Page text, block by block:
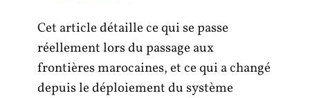
Cet article détaille ce qui se passe
réellement lors du passage aux
frontières marocaines, et ce qui a changé
depuis le déploiement du système